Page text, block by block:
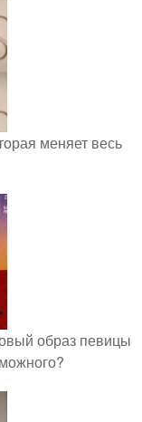
меняет весь
образ певицы